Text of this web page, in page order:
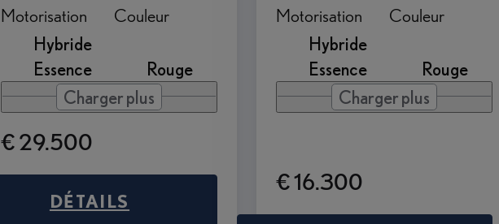
Motorisation
Hybride
Essence
Couleur
Rouge
Charger plus
€ 29.500
DÉTAILS
Motorisation
Hybride
Essence
Couleur
Rouge
Charger plus
€ 16.300